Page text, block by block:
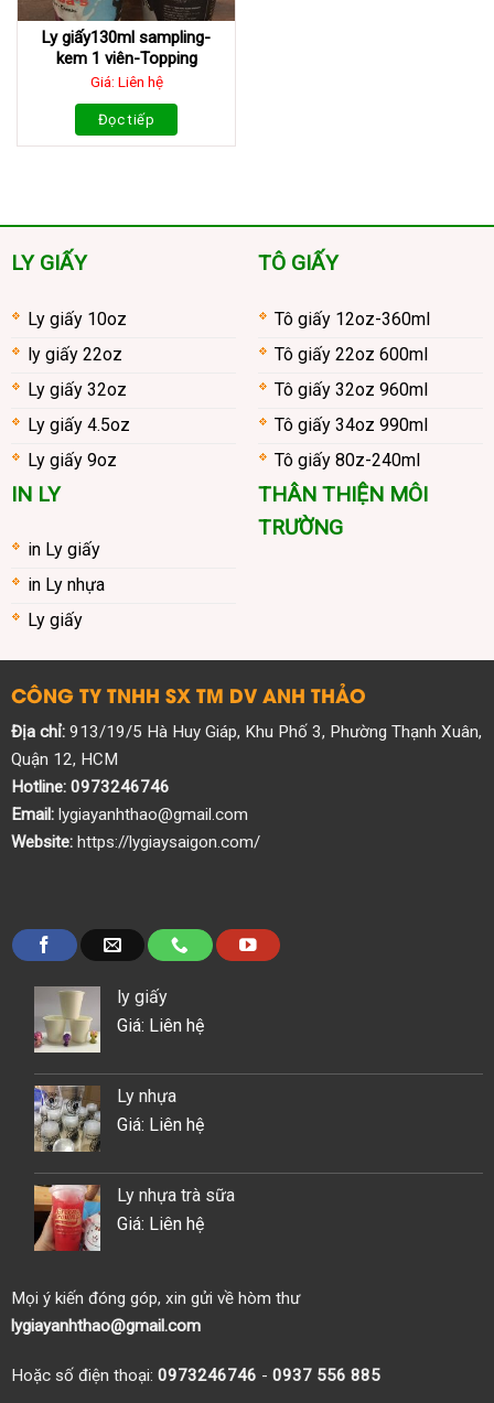
Ly giấy130ml sampling-
kem 1 viên-Topping
Giá: Liên hệ
Đọc tiếp
LY GIẤY
Ly giấy 10oz
ly giấy 22oz
Ly giấy 32oz
Ly giấy 4.5oz
Ly giấy 9oz
TÔ GIẤY
Tô giấy 12oz-360ml
Tô giấy 22oz 600ml
Tô giấy 32oz 960ml
Tô giấy 34oz 990ml
Tô giấy 80z-240ml
IN LY
in Ly giấy
in Ly nhựa
Ly giấy
THÂN THIỆN MÔI
TRƯỜNG
CÔNG TY TNHH SX TM DV ANH THẢO
Địa chỉ:913/19/5 Hà Huy Giáp, Khu Phố 3, Phường Thạnh Xuân,
Quận 12, HCM
Hotline: 0973246746
Email:lygiayanhthao@gmail.com
Website: https://lygiaysaigon.com/
ly giấy
Giá: Liên hệ
Ly nhựa
Giá: Liên hệ
Ly nhựa trà sữa
Giá: Liên hệ
Mọi ý kiến đóng góp, xin gửi về hòm thư
lygiayanhthao@gmail.com
Hoặc số điện thoại: 0973246746 - 0937 556 885